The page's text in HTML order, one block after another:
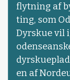
flytning af
ting, som
Dyrskue vil
en af